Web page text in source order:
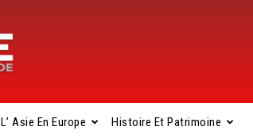
L’ Asie En Europe Histoire Et Patrimoine